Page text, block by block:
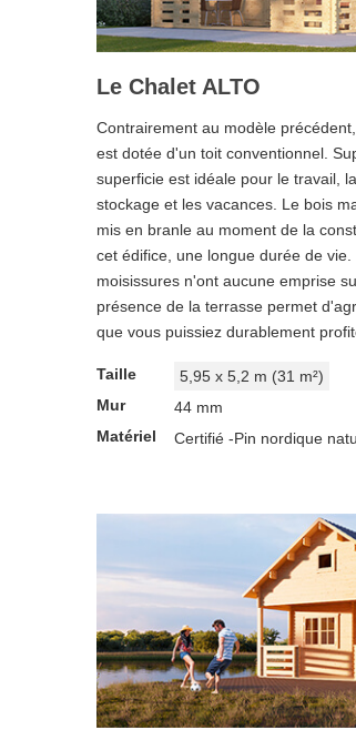
Le Chalet ALTO
Contrairement au modèle
est dotée d'un toit conventionnel.
superficie est idéale pour le travail,
stockage et les vacances. Le bois
mis en branle au moment de la
cet édifice, une longue durée de
moisissures n'ont aucune emprise
présence de la terrasse permet
que vous puissiez durablement
Taille
5,95 x 5,2 m (31 m²)
Mur
44 mm
Matériel
Certifié -Pin nordique